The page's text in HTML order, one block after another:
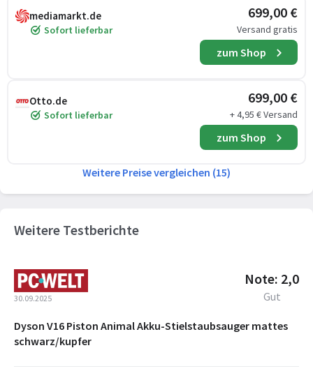
mediamarkt.de
Sofort lieferbar
699,00 €
Versand gratis
zum Shop
Otto.de
Sofort lieferbar
699,00 €
+ 4,95 € Versand
zum Shop
Weitere Preise vergleichen (15)
Weitere Testberichte
30.09.2025
Note: 2,0
Gut
Dyson V16 Piston Animal Akku-Stielstaubsauger mattes
schwarz/kupfer